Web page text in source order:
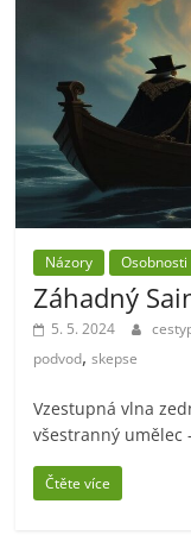
Názory Osobnosti
Záhadný
5. 5. 2024
podvod,skepse
Vzestupná vlna
všestranný umělec
Čtěte více